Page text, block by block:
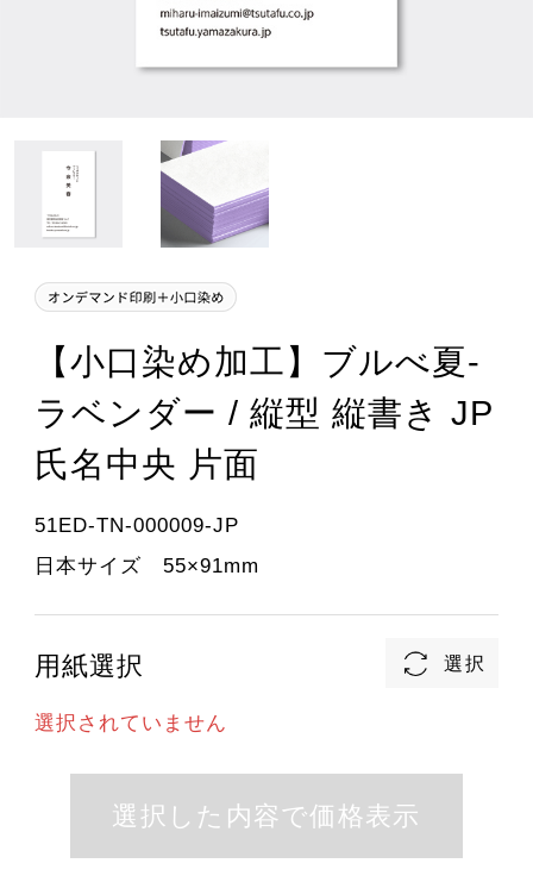
【小口染め加工】ブルべ夏-
ラベンダー / 縦型 縦書き JP
氏名中央 片面
51ED-TN-000009-JP
日本サイズ 55×91mm
用紙選択
選択されていません